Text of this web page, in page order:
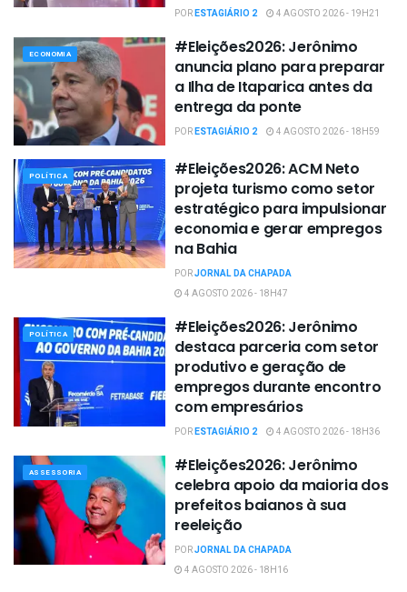
PORESTAGIÁRIO 2 4 AGOSTO 2026 - 19H21
ECONOMIA
#Eleições2026: Jerônimo
anuncia plano para preparar
a Ilha de Itaparica antes da
entrega da ponte
PORESTAGIÁRIO 2 4 AGOSTO 2026 - 18H59
POLÍTICA
#Eleições2026: ACM Neto
projeta turismo como setor
estratégico para impulsionar
economia e gerar empregos
na Bahia
PORJORNAL DA CHAPADA
4 AGOSTO 2026 - 18H47
POLÍTICA
#Eleições2026: Jerônimo
destaca parceria com setor
produtivo e geração de
empregos durante encontro
com empresários
PORESTAGIÁRIO 2 4 AGOSTO 2026 - 18H36
ASSESSORIA
#Eleições2026: Jerônimo
celebra apoio da maioria dos
prefeitos baianos à sua
reeleição
PORJORNAL DA CHAPADA
4 AGOSTO 2026 - 18H16